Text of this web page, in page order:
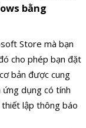
bằng
Store mà bạn
cho phép bạn đặt
bản được cung
ứng dụng có tính
lập thông báo